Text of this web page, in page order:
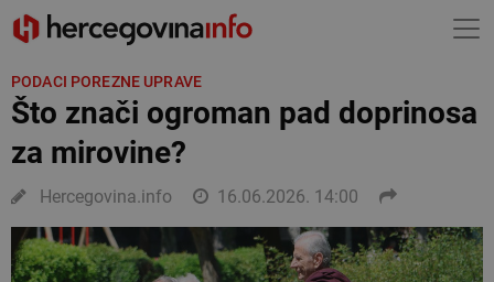
PODACI POREZNE UPRAVE
Što znači ogroman pad doprinosa
za mirovine?
Hercegovina.info 16.06.2026. 14:00